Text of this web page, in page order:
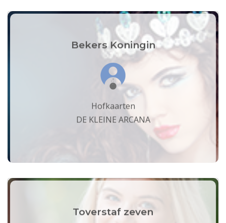
Bekers Koningin
Hofkaarten
DE KLEINE ARCANA
Toverstaf zeven